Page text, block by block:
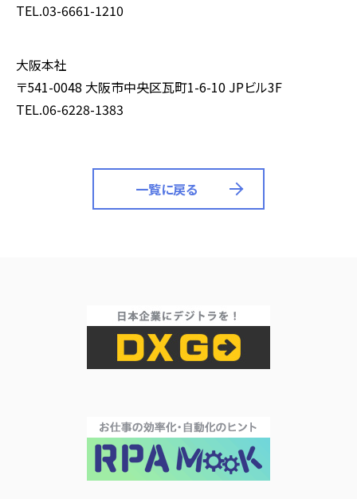
TEL.03-6661-1210
大阪本社
〒541-0048 大阪市中央区瓦町1-6-10 JPビル3F
TEL.06-6228-1383
一覧に戻る